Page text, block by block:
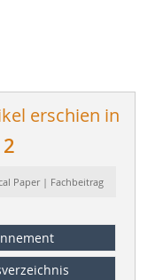
erschien in
Paper | Fachbeitrag